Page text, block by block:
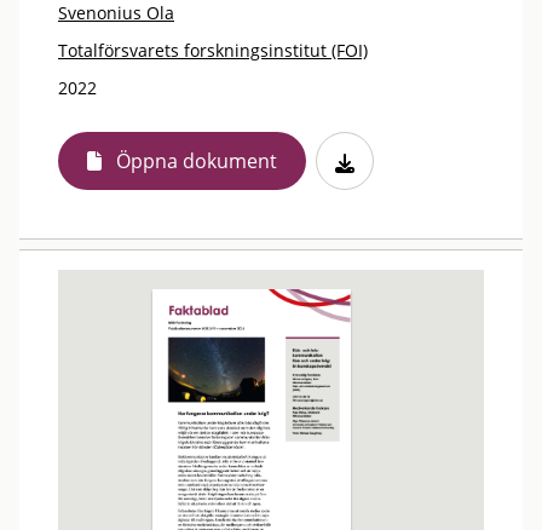
Svenonius Ola
Totalförsvarets forskningsinstitut (FOI)
2022
Öppna dokument